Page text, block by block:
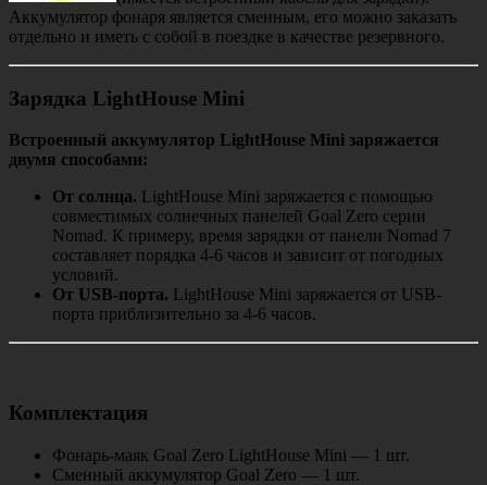
Аккумулятор фонаря является сменным, его можно заказать
отдельно и иметь с собой в поездке в качестве резервного.
Зарядка LightHouse Mini
Встроенный аккумулятор LightHouse Mini заряжается
двумя способами:
От солнца. LightHouse Mini заряжается с помощью
совместимых солнечных панелей Goal Zero серии
Nomad. К примеру, время зарядки от панели Nomad 7
составляет порядка 4-6 часов и зависит от погодных
условий.
От USB-порта. LightHouse Mini заряжается от USB-
порта приблизительно за 4-6 часов.
Комплектация
Фонарь-маяк Goal Zero LightHouse Mini — 1 шт.
Сменный аккумулятор Goal Zero — 1 шт.